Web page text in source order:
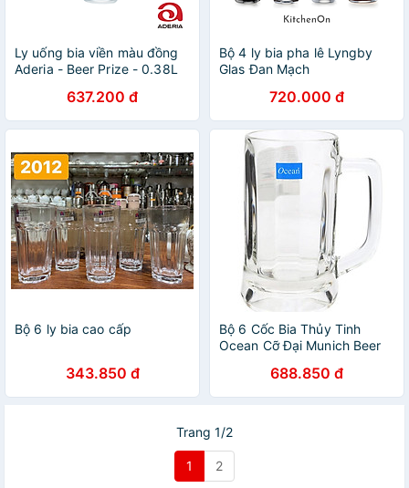
Ly uống bia viền màu đồng
Aderia - Beer Prize - 0.38L
637.200 đ
Bộ 4 ly bia pha lê Lyngby
Glas Đan Mạch
720.000 đ
Bộ 6 ly bia cao cấp
343.850 đ
Bộ 6 Cốc Bia Thủy Tinh
Ocean Cỡ Đại Munich Beer
688.850 đ
Trang 1/2
1 2